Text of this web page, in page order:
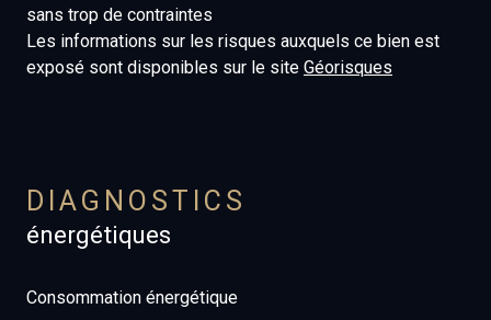
sans trop de contraintes
Les informations sur les risques auxquels ce bien est
exposé sont disponibles sur le site Géorisques
DIAGNOSTICS
énergétiques
Consommation énergétique